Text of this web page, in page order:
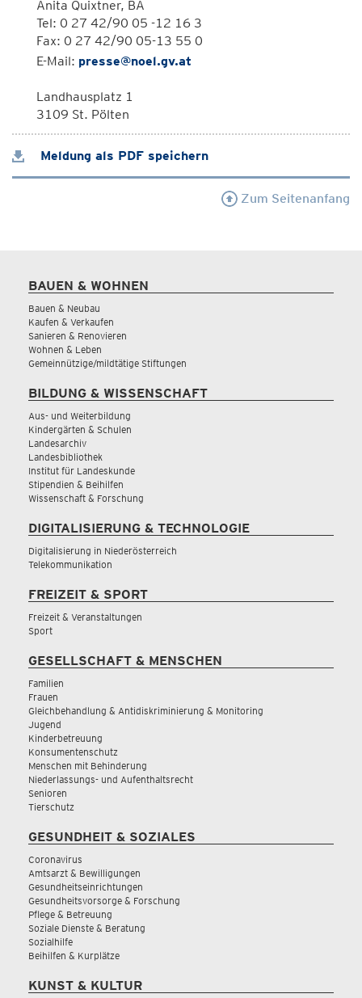
Anita Quixtner, BA
Tel: 0 27 42/90 05 -12 16 3
Fax: 0 27 42/90 05-13 55 0
E-Mail: presse@noel.gv.at
Landhausplatz 1
3109 St. Pölten
Meldung als PDF speichern
Zum Seitenanfang
BAUEN & WOHNEN
Bauen & Neubau
Kaufen & Verkaufen
Sanieren & Renovieren
Wohnen & Leben
Gemeinnützige/mildtätige Stiftungen
BILDUNG & WISSENSCHAFT
Aus- und Weiterbildung
Kindergärten & Schulen
Landesarchiv
Landesbibliothek
Institut für Landeskunde
Stipendien & Beihilfen
Wissenschaft & Forschung
DIGITALISIERUNG & TECHNOLOGIE
Digitalisierung in Niederösterreich
Telekommunikation
FREIZEIT & SPORT
Freizeit & Veranstaltungen
Sport
GESELLSCHAFT & MENSCHEN
Familien
Frauen
Gleichbehandlung & Antidiskriminierung & Monitoring
Jugend
Kinderbetreuung
Konsumentenschutz
Menschen mit Behinderung
Niederlassungs- und Aufenthaltsrecht
Senioren
Tierschutz
GESUNDHEIT & SOZIALES
Coronavirus
Amtsarzt & Bewilligungen
Gesundheitseinrichtungen
Gesundheitsvorsorge & Forschung
Pflege & Betreuung
Soziale Dienste & Beratung
Sozialhilfe
Beihilfen & Kurplätze
KUNST & KULTUR